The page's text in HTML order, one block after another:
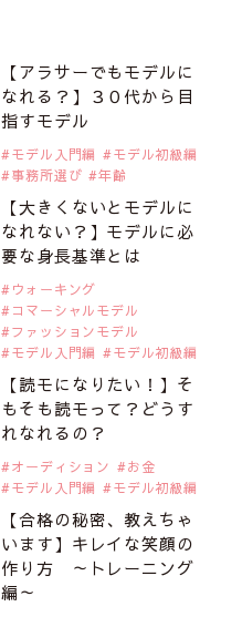
【アラサーでもモデルに
なれる？】３０代から目
指すモデル
モデル入門編
モデル初級編
事務所選び
年齢
【大きくないとモデルに
なれない？】モデルに必
要な身長基準とは
ウォーキング
コマーシャルモデル
ファッションモデル
モデル入門編
モデル初級編
【読モになりたい！】そ
もそも読モって？どうす
れなれるの？
オーディション
お金
モデル入門編
モデル初級編
【合格の秘密、教えちゃ
います】キレイな笑顔の
作り方 ～トレーニング
編～